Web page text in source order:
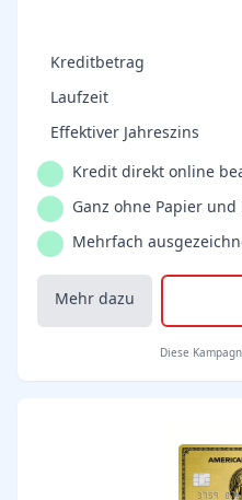
Kreditbetrag
Laufzeit
Effektiver Jahreszins
Kredit direkt online
Ganz ohne Papier und
Mehrfach
Mehr dazu
Diese